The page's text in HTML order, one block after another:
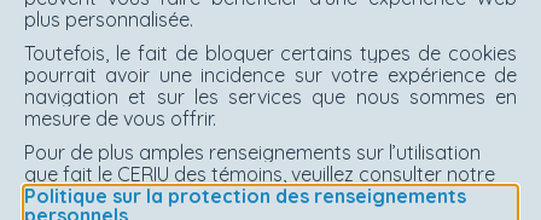
plus personnalisée.
Toutefois, le fait de bloquer certains types de cookies
pourrait avoir une incidence sur votre expérience de
navigation et sur les services que nous sommes en
mesure de vous offrir.
Pour de plus amples renseignements sur l’utilisation
que fait le CERIU des témoins, veuillez consulter notre
Politique sur la protection des renseignements
personnels